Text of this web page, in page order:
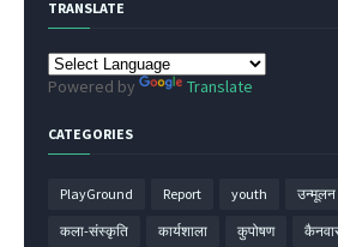
TRANSLATE
Powered by Translate
CATEGORIES
PlayGround Report youth उन्मूलन
कला-संस्कृति कार्यशाला कुपोषण